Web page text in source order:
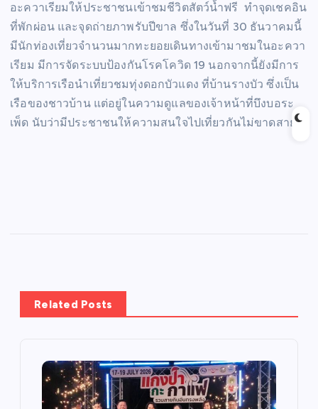
อะควาเรียมให้ประชาชนเข้าชมชีวิตสัตว์น้ำฟรี ทำจุดเชคอิน
ที่พักผ่อน และจุดถ่ายภาพรับปีขาล ซึ่งในวันที่ 30 ธันวาคมนี้
มีนักท่องเที่ยวจำนวนมากทะยอยเดินทางเข้ามาชมในอะควา
เรียม มีการจัดระบบป้องกันโรคโควิด 19 นอกจากนี้ยังมีการ
ให้บริการเรือนำเที่ยวชมทุ่งดอกบัวแดง ที่บ้านรางบัว ซึ่งเป็น
เรือของชาวบ้าน แต่อยู่ในความดูแลของเจ้าหน้าที่บึงบอระ
เพ็ด นับว่ามีประชาชนให้ความสนใจไปเที่ยวกันไม่ขาดสาย
Related Posts